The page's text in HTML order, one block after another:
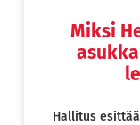
Miksi
Hallitus